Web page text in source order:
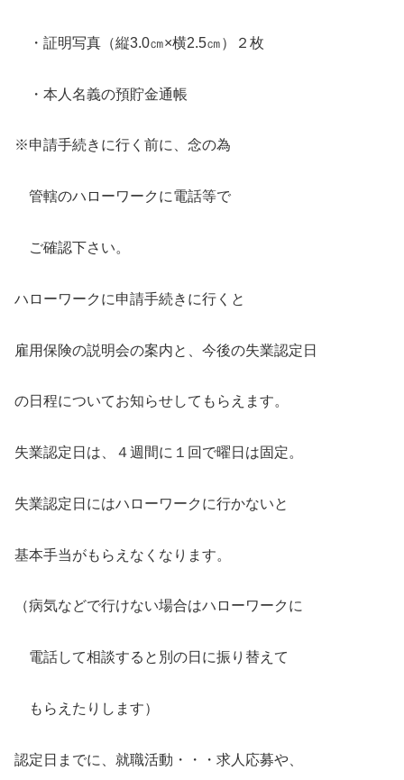
・証明写真（縦3.0㎝×横2.5㎝）２枚
・本人名義の預貯金通帳
※申請手続きに行く前に、念の為
管轄のハローワークに電話等で
ご確認下さい。
ハローワークに申請手続きに行くと
雇用保険の説明会の案内と、今後の失業認定日
の日程についてお知らせしてもらえます。
失業認定日は、４週間に１回で曜日は固定。
失業認定日にはハローワークに行かないと
基本手当がもらえなくなります。
（病気などで行けない場合はハローワークに
電話して相談すると別の日に振り替えて
もらえたりします）
認定日までに、就職活動・・・求人応募や、